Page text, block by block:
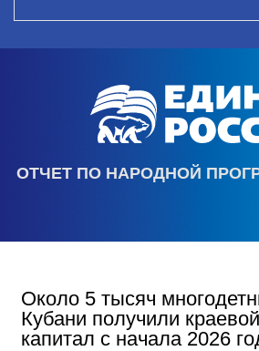
ОТЧЕТ ПО НАРОДНОЙ
Около 5 тысяч
Кубани получили
капитал с начала 2026